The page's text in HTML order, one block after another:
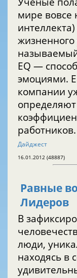
мире вовсе
EQ —
эмоциями.
компании
определяют
работников.
Дайджест
16.01.2012 (48887)
Равные
Лидеров
В
люди,
находясь в